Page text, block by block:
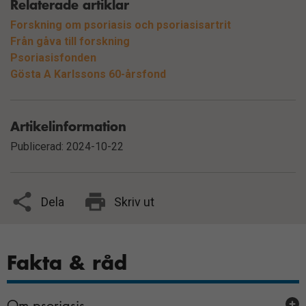
Fakta & råd
Relaterade artiklar
Forskning om psoriasis och psoriasisartrit
Från gåva till forskning
Psoriasisfonden
Gösta A Karlssons 60-årsfond
Artikelinformation
Publicerad: 2024-10-22
Dela Skriv ut